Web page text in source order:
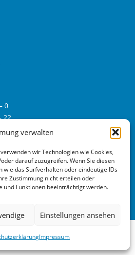
verwalten
wir Technologien wie Cookies,
darauf zuzugreifen. Wenn Sie diesen
wie das Surfverhalten oder eindeutige IDs
Zustimmung nicht erteilen oder
Funktionen beeinträchtigt werden.
Einstellungen ansehen
Impressum
0
22